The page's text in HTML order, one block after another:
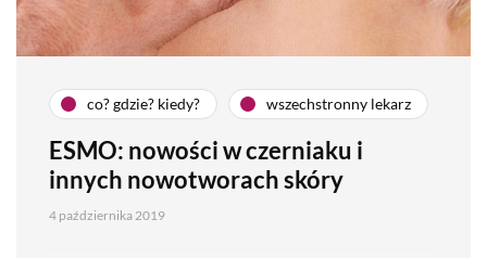
co? gdzie? kiedy? wszechstronny lekarz
ESMO: nowości w czerniaku i
innych nowotworach skóry
4 października 2019